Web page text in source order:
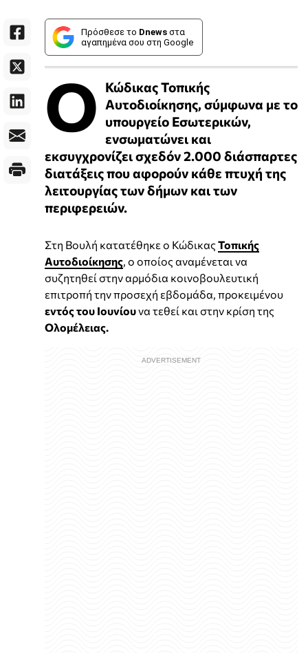
Πρόσθεσε το Dnews στα
αγαπημένα σου στη Google
Ο Κώδικας Τοπικής
Αυτοδιοίκησης, σύμφωνα με το
υπουργείο Εσωτερικών,
ενσωματώνει και
εκσυγχρονίζει σχεδόν 2.000 διάσπαρτες
διατάξεις που αφορούν κάθε πτυχή της
λειτουργίας των δήμων και των
περιφερειών.
Στη Βουλή κατατέθηκε ο Κώδικας Τοπικής
Αυτοδιοίκησης , ο οποίος αναμένεται να
συζητηθεί στην αρμόδια κοινοβουλευτική
επιτροπή την προσεχή εβδομάδα, προκειμένου
εντός του Ιουνίουνα τεθεί και στην κρίση της
Ολομέλειας.